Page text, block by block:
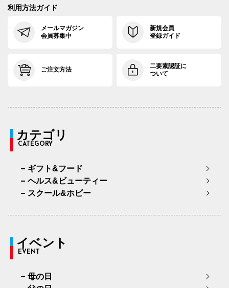
利用方法ガイド
メールマガジン
会員募集中
新規会員
登録ガイド
ご注文方法
二要素認証に
ついて
カテゴリ
CATEGORY
ギフト&フード
ヘルス&ビューティー
スクール&ホビー
イベント
EVENT
母の日